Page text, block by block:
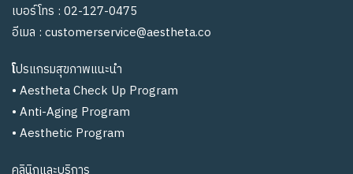
เบอร์โทร : 02-127-0475
อีเมล : customerservice@aestheta.co
โปรแกรมสุขภาพแนะนำ
• Aestheta Check Up Program
• Anti-Aging Program
• Aesthetic Program